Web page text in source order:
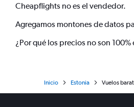
Cheapflights no es el vendedor.
Agregamos montones de datos
¿Por qué los precios no son 100%
Inicio Estonia Vuelos